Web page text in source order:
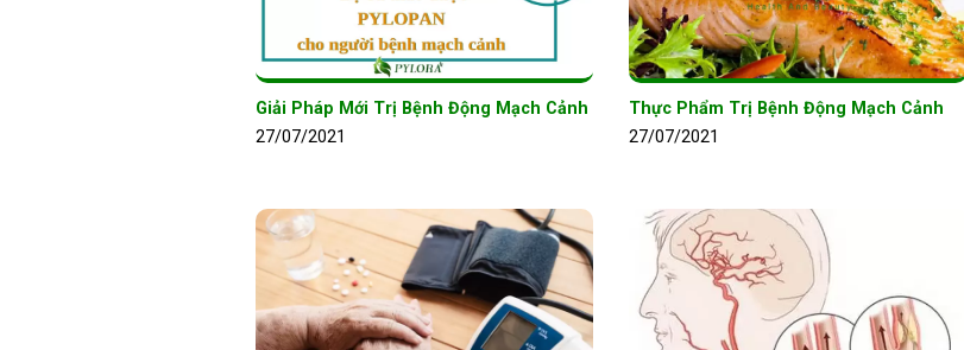
Giải Pháp Mới Trị Bệnh Động Mạch Cảnh
27/07/2021
Thực Phẩm Trị Bệnh Động Mạch Cảnh
27/07/2021